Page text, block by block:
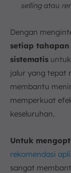
sellingatau
Dengan
setiap
sistematis
jalur yang tepat
membantu
memperkuat
keseluruhan.
Untuk
rekomendasi
sangat